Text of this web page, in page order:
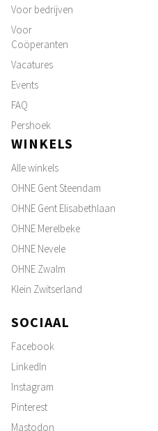
Voor bedrijven
Voor
Coöperanten
Vacatures
Events
FAQ
Pershoek
WINKELS
Alle winkels
OHNE Gent Steendam
OHNE Gent Elisabethlaan
OHNE Merelbeke
OHNE Nevele
OHNE Zwalm
Klein Zwitserland
SOCIAAL
Facebook
LinkedIn
Instagram
Pinterest
Mastodon